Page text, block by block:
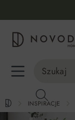
INSPIRACJE